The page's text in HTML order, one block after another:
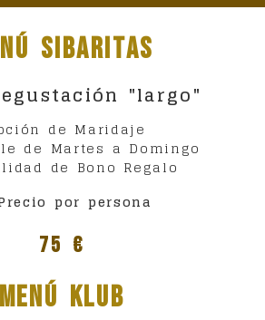
Sibaritas
"largo"
de Maridaje
de Martes a Domingo
de Bono Regalo
por persona
75 €
Menú Klub